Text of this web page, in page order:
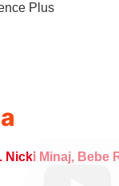
Plus
Nicki Minaj, Bebe